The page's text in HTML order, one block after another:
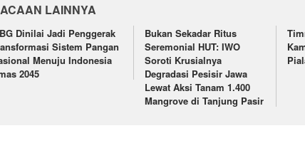
LAINNYA
Dinilai Jadi Penggerak
Sistem Pangan
Menuju Indonesia
2045
Bukan Sekadar Ritus
Seremonial HUT: IWO
Soroti Krusialnya
Degradasi Pesisir Jawa
Lewat Aksi Tanam 1.400
Mangrove di Tanjung Pasir